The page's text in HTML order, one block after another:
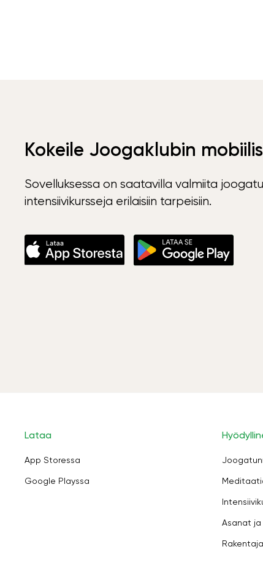
Kokeile Joogaklubin
Sovelluksessa on saatavilla valmiita
intensiivikursseja erilaisiin tarpeisiin.
Lataa
App Storessa
Google Playssa
Asanat
Rakentaja